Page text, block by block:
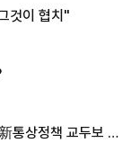
것이 협치"
통상정책 교두보 활